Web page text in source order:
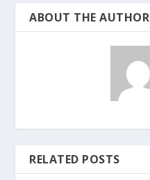
ABOUT THE AUTHOR
RELATED POSTS